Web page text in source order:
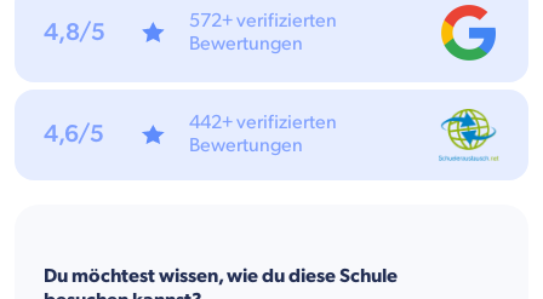
Du möchtest wissen, wie du diese Schule
4,8/5
572+ verifizierten
Bewertungen
4,6/5
442+ verifizierten
Bewertungen